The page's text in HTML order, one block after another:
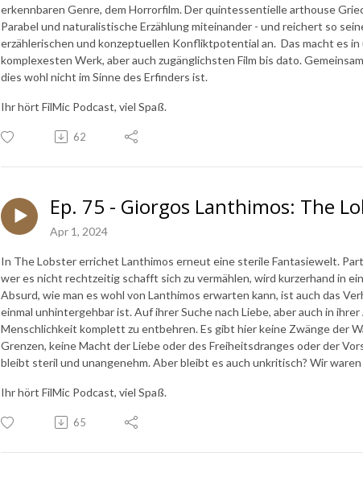
erkennbaren Genre, dem Horrorfilm. Der quintessentielle arthouse
Parabel und naturalistische Erzählung miteinander - und reichert so
erzählerischen und konzeptuellen Konfliktpotential an. Das macht es in
komplexesten Werk, aber auch zugänglichsten Film bis dato.
dies wohl nicht im Sinne des Erfinders ist.
Ihr hört FilMic Podcast, viel Spaß.
62
Ep. 75 - Giorgos Lanthimos: The
Apr 1, 2024
In The Lobster errichet Lanthimos erneut eine sterile Fantasiewelt.
wer es nicht rechtzeitig schafft sich zu vermählen, wird kurzerhand in
Absurd, wie man es wohl von Lanthimos erwarten kann, ist auch das
einmal unhintergehbar ist. Auf ihrer Suche nach Liebe, aber auch in
Menschlichkeit komplett zu entbehren. Es gibt hier keine Zwänge der
Grenzen, keine Macht der Liebe oder des Freiheitsdranges oder der
bleibt steril und unangenehm. Aber bleibt es auch unkritisch? Wir
Ihr hört FilMic Podcast, viel Spaß.
65